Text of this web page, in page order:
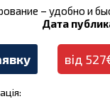
– удобно и
Дата
від